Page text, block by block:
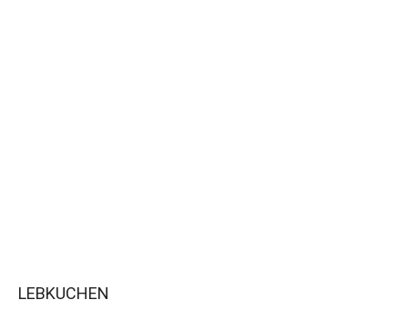
LEBKUCHEN